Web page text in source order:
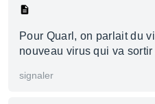
Pour Quarl, on parlait du
nouveau virus qui va sortir
signaler